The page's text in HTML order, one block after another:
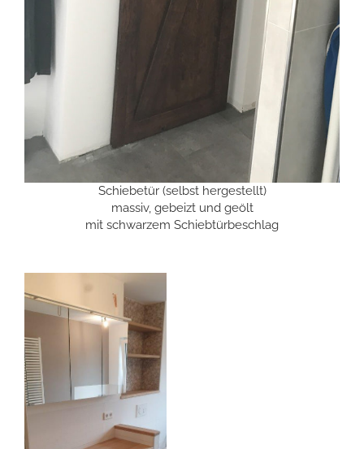
Schiebetür (selbst hergestellt)
massiv, gebeizt und geölt
mit schwarzem Schiebtürbeschlag